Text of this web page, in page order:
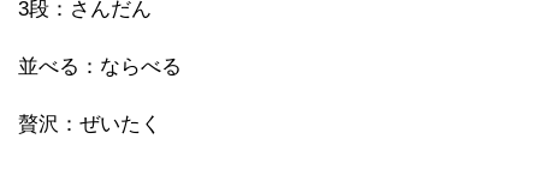
3段：さんだん
並べる：ならべる
贅沢：ぜいたく